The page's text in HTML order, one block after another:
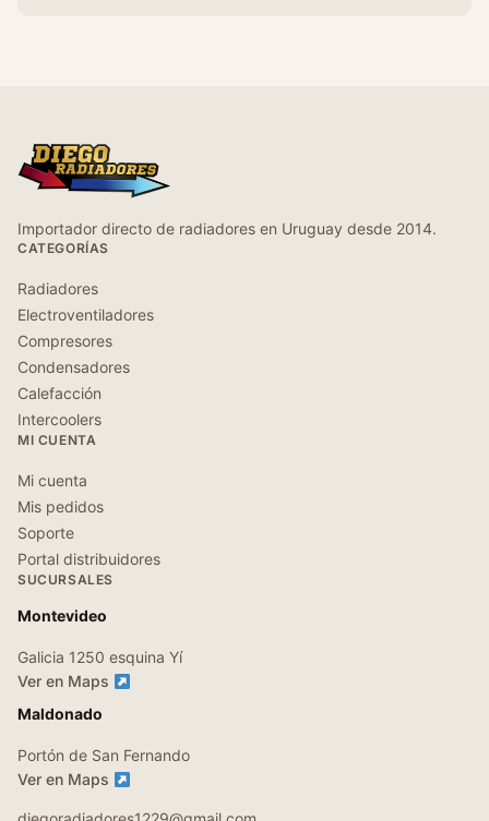
Importador directo de radiadores en Uruguay desde 2014.
CATEGORÍAS
Radiadores
Electroventiladores
Compresores
Condensadores
Calefacción
Intercoolers
MI CUENTA
Mi cuenta
Mis pedidos
Soporte
Portal distribuidores
SUCURSALES
Montevideo
Galicia 1250 esquina Yí
Ver en Maps
Maldonado
Portón de San Fernando
Ver en Maps